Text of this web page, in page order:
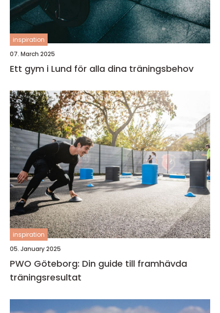
inspiration
07. March 2025
Ett gym i Lund för alla dina träningsbehov
inspiration
05. January 2025
PWO Göteborg: Din guide till framhävda
träningsresultat